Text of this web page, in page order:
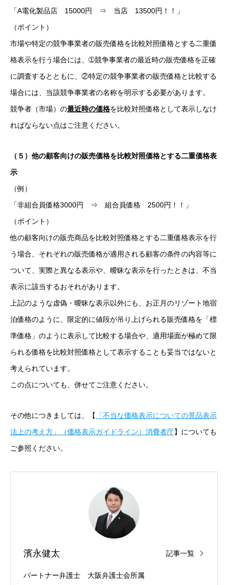
「A電化製品店 15000円 ⇒ 当店 13500円！！」
（ポイント）
市場や特定の競争事業者の販売価格を比較対照価格とする二重価
格表示を行う場合には、➀競争事業者の最近時の販売価格を正確
に調査するとともに、②特定の競争事業者の販売価格と比較する
場合には、当該競争事業者の名称を明示する必要があります。
競争者（市場）の最近時の価格を比較対照価格として表示しなけ
ればならない点はご注意ください。
（５）他の顧客向けの販売価格を比較対照価格とする二重価格表
示
（例）
「非組合員価格3000円 ⇒ 組合員価格 2500円！！」
（ポイント）
他の顧客向けの販売商品を比較対照価格とする二重価格表示を行
う場合、それぞれの販売価格が適用される顧客の条件の内容等に
ついて、実際と異なる表示や、曖昧な表示を行ったときは、不当
表示に該当するおそれがあります。
上記のような虚偽・曖昧な表示以外にも、お正月のリゾート地宿
泊価格のように、限定的に値段が吊り上げられる販売価格を「標
準価格」のように表示して比較する場合や、適用場面が極めて限
られる価格を比較対照価格として表示することも妥当ではないと
考えられています。
この点についても、併せてご注意ください。
その他につきましては、【
「不当な価格表示についての景品表示
法上の考え方」（価格表示ガイドライン）消費者庁】についても
ご参照ください。
濱永健太 記事一覧
パートナー弁護士 大阪弁護士会所属